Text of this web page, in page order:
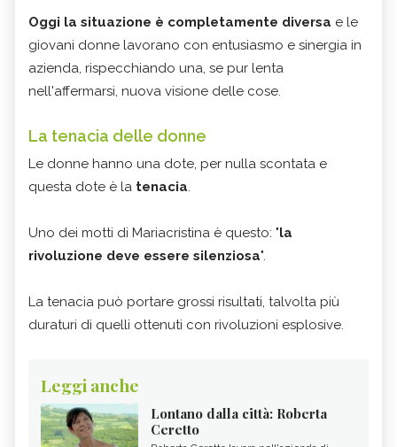
Oggi la situazione è completamente diversa e le
giovani donne lavorano con entusiasmo e sinergia in
azienda, rispecchiando una, se pur lenta
nell'affermarsi, nuova visione delle cose.
La tenacia delle donne
Le donne hanno una dote, per nulla scontata e
questa dote è la tenacia.
Uno dei motti di Mariacristina è questo: "la
rivoluzione deve essere silenziosa".
La tenacia può portare grossi risultati, talvolta più
duraturi di quelli ottenuti con rivoluzioni esplosive.
Leggi anche
Lontano dalla città: Roberta
Ceretto